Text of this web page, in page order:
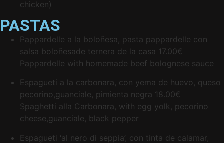
chicken)
PASTAS
Pappardelle a la boloñesa, pasta pappardelle con
salsa boloñesade ternera de la casa 17.00€
Pappardelle with homemade beef bolognese sauce
Espagueti a la carbonara, con yema de huevo, queso
pecorino,guanciale, pimienta negra 18.00€
Spaghetti alla Carbonara, with egg yolk, pecorino
cheese,guanciale, black pepper
Espagueti ‘al nero di seppia’, con tinta de calamar,